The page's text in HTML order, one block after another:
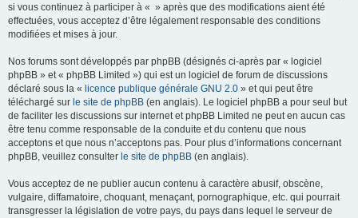
si vous continuez à participer à « » après que des modifications aient été
effectuées, vous acceptez d’être légalement responsable des conditions
modifiées et mises à jour.
Nos forums sont développés par phpBB (désignés ci-après par « logiciel
phpBB » et « phpBB Limited ») qui est un logiciel de forum de discussions
déclaré sous la « licence publique générale GNU 2.0 » et qui peut être
téléchargé sur le site de phpBB (en anglais). Le logiciel phpBB a pour seul but
de faciliter les discussions sur internet et phpBB Limited ne peut en aucun cas
être tenu comme responsable de la conduite et du contenu que nous
acceptons et que nous n’acceptons pas. Pour plus d’informations concernant
phpBB, veuillez consulter le site de phpBB (en anglais).
Vous acceptez de ne publier aucun contenu à caractère abusif, obscène,
vulgaire, diffamatoire, choquant, menaçant, pornographique, etc. qui pourrait
transgresser la législation de votre pays, du pays dans lequel le serveur de